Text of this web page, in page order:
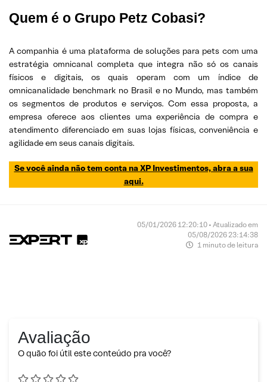
Quem é o Grupo Petz Cobasi?
A companhia é uma plataforma de soluções para pets com uma
estratégia omnicanal completa que integra não só os canais
físicos e digitais, os quais operam com um índice de
omnicanalidade benchmark no Brasil e no Mundo, mas também
os segmentos de produtos e serviços. Com essa proposta, a
empresa oferece aos clientes uma experiência de compra e
atendimento diferenciado em suas lojas físicas, conveniência e
agilidade em seus canais digitais.
Se você ainda não tem conta na XP Investimentos, abra a sua
aqui.
05/01/2026 12:20:10 • Atualizado em
05/08/2026 23:14:38
1 minuto de leitura
Avaliação
O quão foi útil este conteúdo pra você?